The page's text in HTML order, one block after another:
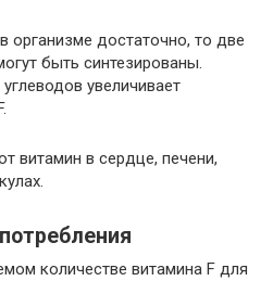
организме достаточно, то две
быть синтезированы.
увеличивает
витамин в сердце, печени,
количестве витамина F для